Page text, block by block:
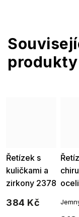
produkty
Řetízek s
kuličkami a
zirkony 2378
384 Kč